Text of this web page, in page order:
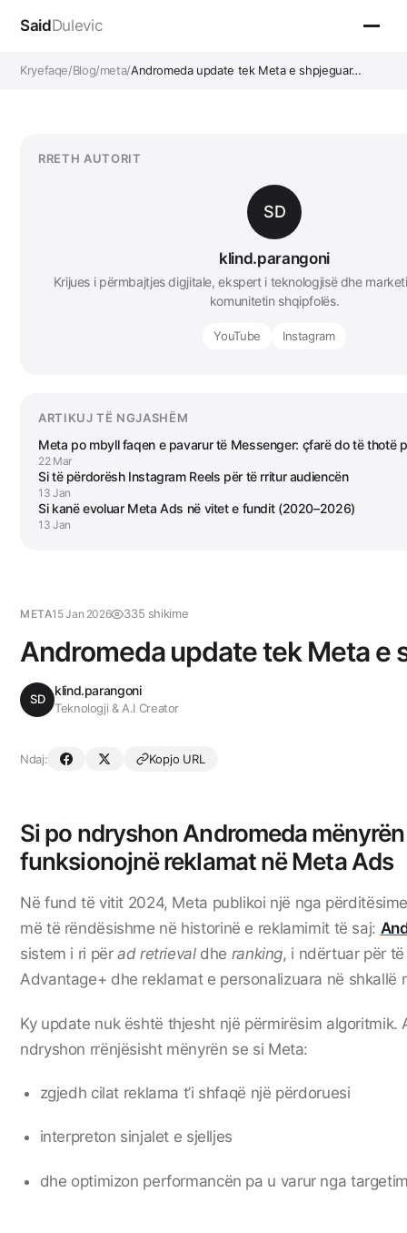
SaidDulevic
Kryefaqe/Blog/meta/Andromeda update tek Meta e shpjeguar…
META15 Jan 2026 335 shikime
Andromeda update tek Meta e
SD
klind.parangoni
Teknologji & A.I Creator
Ndaj: Kopjo URL
Si po ndryshon Andromeda
funksionojnë reklamat në Meta Ads
Në fund të vitit 2024, Meta publikoi një nga
më të rëndësishme në historinë e reklamimit të saj:
sistem i ri përad retrievaldhe ranking, i ndërtuar për
Advantage+ dhe reklamat e personalizuara në shkallë
Ky update nuk është thjesht një përmirësim algoritmik.
ndryshon rrënjësisht mënyrën se si Meta:
zgjedh cilat reklama t’i shfaqë një përdoruesi
interpreton sinjalet e sjelljes
dhe optimizon performancën pa u varur nga
RRETH AUTORIT
SD
klind.parangoni
Krijues i përmbajtjes digjitale, ekspert i teknologjisë dhe
komunitetin shqipfolës.
YouTube Instagram
ARTIKUJ TË NGJASHËM
Meta po mbyll faqen e pavarur të Messenger: çfarë do të thotë
22 Mar
Si të përdorësh Instagram Reels për të rritur audiencën
13 Jan
Si kanë evoluar Meta Ads në vitet e fundit (2020–2026)
13 Jan